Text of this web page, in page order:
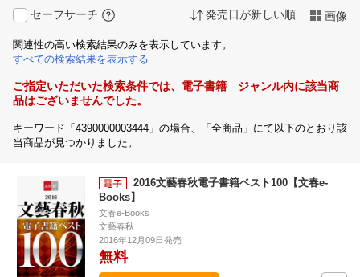
セーフサーチ 発売日が新しい順 画像
関連性の高い検索結果のみを表示しています。
すべての検索結果を表示する
ご指定いただいた検索条件では、電子書籍 ジャンル内に該当商
品はございませんでした。
キーワード「4390000003444」の場合、「全商品」にて以下のとおり該
当商品が見つかりました。
2016文藝春秋電子書籍ベスト100【文春e-
Books】
文春e-Books
文藝春秋
2016年12月09日発売
無料